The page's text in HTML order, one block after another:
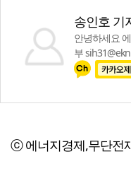
송인호 기
안녕하세요
부
ⓒ 에너지경제,무단전